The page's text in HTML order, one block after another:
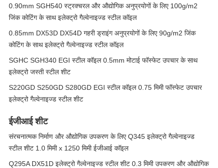
0.90mm SGH540 स्ट्रक्चरल और औद्योगिक अनुप्रयोगों के लिए 100g/m2
जिंक कोटिंग के साथ इलेक्ट्रो गैल्वेनाइज्ड स्टील कॉइल
0.85mm DX53D DX54D गहरी ड्राइंग अनुप्रयोगों के लिए 90g/m2 जिंक
कोटिंग के साथ इलेक्ट्रो गैल्वेनाइज्ड स्टील कॉइल
SGHC SGH340 EGI स्टील कॉइल 0.5mm मोटाई फॉस्फेट उपचार के साथ
इलेक्ट्रो जस्ती स्टील शीट
S220GD S250GD S280GD EGI स्टील कॉइल 0.75 मिमी फॉस्फेट उपचार
इलेक्ट्रो गैल्वेनाइज्ड स्टील शीट
ईजीआई शीट
संरचनात्मक निर्माण और औद्योगिक उपकरण के लिए Q345 इलेक्ट्रो गैल्वेनाइज्ड
स्टील शीट 1.0 मिमी x 1250 मिमी ईजीआई कॉइल
Q295A DX51D इलेक्ट्रो गैल्वेनाइज्ड स्टील शीट 0.3 मिमी उपकरण और औद्योगिक